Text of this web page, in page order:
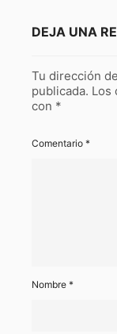
DEJA UNA
Tu dirección
publicada. Los
con *
Comentario *
Nombre *